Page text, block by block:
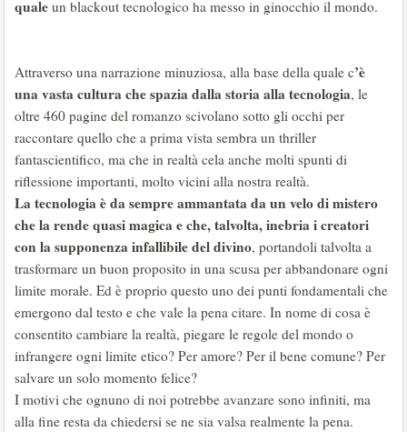
quale un blackout tecnologico ha messo in ginocchio il mondo.
Attraverso una narrazione minuziosa, alla base della quale c’è
una vasta cultura che spazia dalla storia alla tecnologia, le
oltre 460 pagine del romanzo scivolano sotto gli occhi per
raccontare quello che a prima vista sembra un thriller
fantascientifico, ma che in realtà cela anche molti spunti di
riflessione importanti, molto vicini alla nostra realtà.
La tecnologia è da sempre ammantata da un velo di mistero
che la rende quasi magica e che, talvolta, inebria i creatori
con la supponenza infallibile del divino, portandoli talvolta a
trasformare un buon proposito in una scusa per abbandonare ogni
limite morale. Ed è proprio questo uno dei punti fondamentali che
emergono dal testo e che vale la pena citare. In nome di cosa è
consentito cambiare la realtà, piegare le regole del mondo o
infrangere ogni limite etico? Per amore? Per il bene comune? Per
salvare un solo momento felice?
I motivi che ognuno di noi potrebbe avanzare sono infiniti, ma
alla fine resta da chiedersi se ne sia valsa realmente la pena.